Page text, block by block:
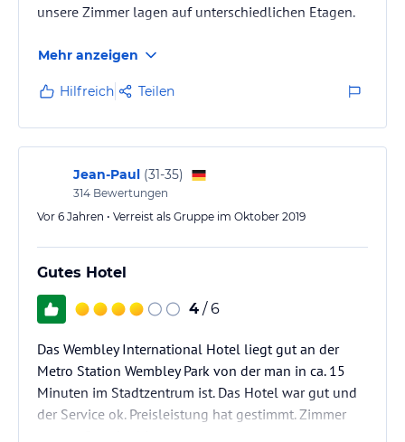
unsere Zimmer lagen auf unterschiedlichen Etagen.
Mehr anzeigen
Hilfreich Teilen
Jean-Paul (31-35)
314 Bewertungen
Vor 6 Jahren • Verreist als Gruppe im Oktober 2019
Gutes Hotel
4 / 6
Das Wembley International Hotel liegt gut an der
Metro Station Wembley Park von der man in ca. 15
Minuten im Stadtzentrum ist. Das Hotel war gut und
der Service ok. Preisleistung hat gestimmt. Zimmer